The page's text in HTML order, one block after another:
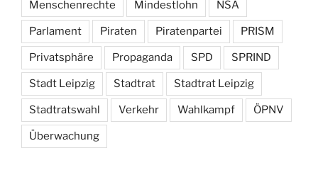
Menschenrechte Mindestlohn NSA
Parlament Piraten Piratenpartei PRISM
Privatsphäre Propaganda SPD SPRIND
Stadt Leipzig Stadtrat Stadtrat Leipzig
Stadtratswahl Verkehr Wahlkampf ÖPNV
Überwachung